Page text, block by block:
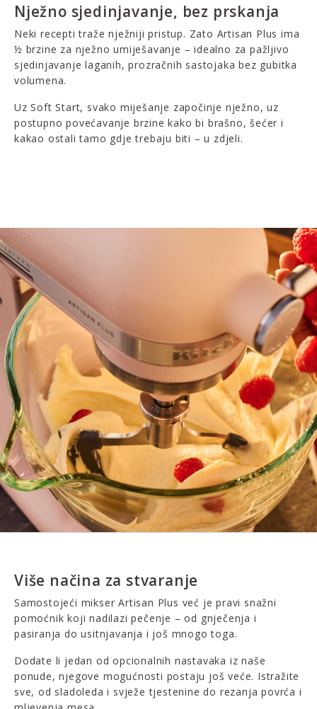
Nježno sjedinjavanje, bez prskanja
Neki recepti traže nježniji pristup. Zato Artisan Plus ima
½ brzine za nježno umiješavanje – idealno za pažljivo
sjedinjavanje laganih, prozračnih sastojaka bez gubitka
volumena.
Uz Soft Start, svako miješanje započinje nježno, uz
postupno povećavanje brzine kako bi brašno, šećer i
kakao ostali tamo gdje trebaju biti – u zdjeli.
Više načina za stvaranje
Samostojeći mikser Artisan Plus već je pravi snažni
pomoćnik koji nadilazi pečenje – od gnječenja i
pasiranja do usitnjavanja i još mnogo toga.
Dodate li jedan od opcionalnih nastavaka iz naše
ponude, njegove mogućnosti postaju još veće. Istražite
sve, od sladoleda i svježe tjestenine do rezanja povrća i